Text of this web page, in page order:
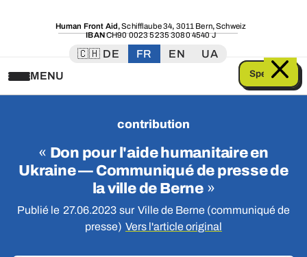
Human Front Aid,Schifflaube 34, 3011 Bern,Schweiz
IBANCH90 0023 5235 3080 4540 J
🇨🇭 DE FR EN
UA
MENU
Spenden
contribution
« Don pour l'aide humanitaire en
Ukraine — Communiqué de presse de
la ville de Berne»
Publié le 27.06.2023 sur Ville de Berne (communiqué de
presse) Vers l'article original